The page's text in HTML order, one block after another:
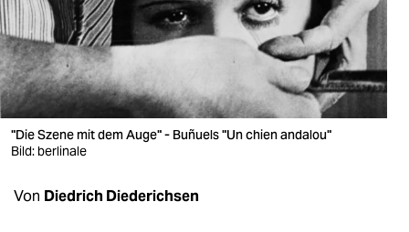
nord
wahrheit
verlag
verlag
shop
"Die Szene mit dem Auge" - Buñuels "Un chien andalou"
Bild: berlinale
Von Diedrich Diederichsen